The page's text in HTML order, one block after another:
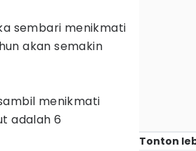
sembari menikmati
akan semakin
menikmati
adalah 6
Tonton